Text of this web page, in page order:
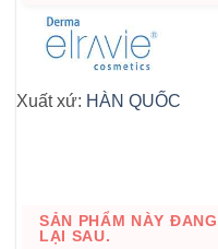
Xuất xứ: HÀN QUỐC
SẢN PHẨM NÀY
LẠI SAU.